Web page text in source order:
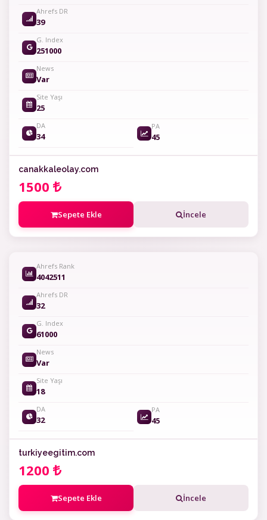
Ahrefs DR
39
G. Index
251000
News
Var
Site Yaşı
25
DA
34
PA
45
canakkaleolay.com
1500
Sepete Ekle İncele
Ahrefs Rank
4042511
Ahrefs DR
32
G. Index
61000
News
Var
Site Yaşı
18
DA
32
PA
45
turkiyeegitim.com
1200
Sepete Ekle İncele